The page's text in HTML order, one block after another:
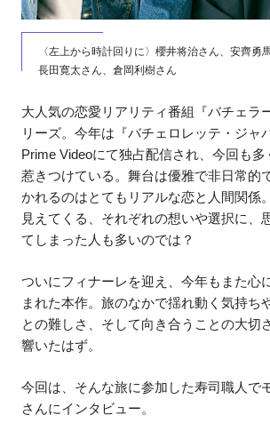
〈左上から時計回りに〉櫻井将治さん、安齊勇
長田寛太さん、倉岡利樹さん
大人気の恋愛リアリティ番組『バチェラ
リーズ。今年は『バチェロレッテ・ジャ
Prime Videoにて独占配信され、今回も
惹きつけている。舞台は優雅で非日常的
かれるのはとてもリアルな恋と人間関係
見えてくる、それぞれの想いや選択に、
てしまった人も多いのでは？
ついにフィナーレを迎え、今年もまた心
まれた本作。旅のなかで揺れ動く気持ち
との難しさ、そして向き合うことの大切
響いたはず。
今回は、そんな旅に参加した寿司職人で
さんにインタビュー。